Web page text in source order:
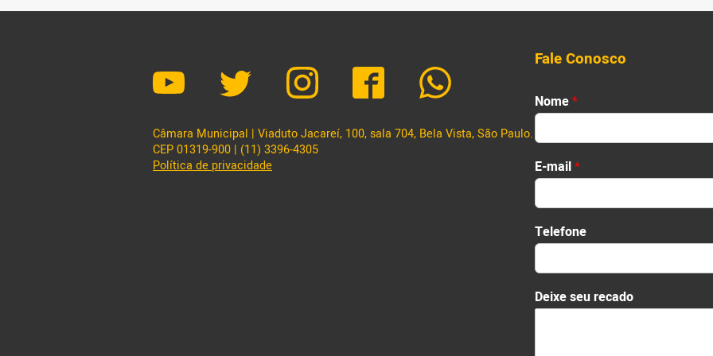
Câmara Municipal | Viaduto Jacareí, 100, sala 704, Bela Vista, São Paulo.
CEP 01319-900 | (11) 3396-4305
Política de privacidade
Fale Conosco
N
o
e
r
e
a
o
*
Nome*
First
E-mail*
Telefone
Deixe seu recado